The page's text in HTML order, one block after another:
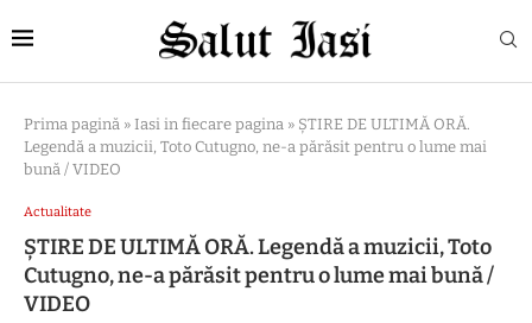
Prima pagină » Iasi in fiecare pagina » ȘTIRE DE ULTIMĂ ORĂ.
Legendă a muzicii, Toto Cutugno, ne-a părăsit pentru o lume mai
bună / VIDEO
Actualitate
ȘTIRE DE ULTIMĂ ORĂ. Legendă a muzicii, Toto
Cutugno, ne-a părăsit pentru o lume mai bună /
VIDEO